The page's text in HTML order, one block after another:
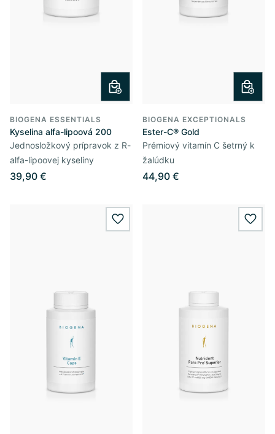
BIOGENA ESSENTIALS
Kyselina alfa-lipoová 200
Jednosložkový prípravok z R-
alfa-lipoovej kyseliny
39,90 €
BIOGENA EXCEPTIONALS
Ester-C® Gold
Prémiový vitamín C šetrný k
žalúdku
44,90 €
wishlist.add